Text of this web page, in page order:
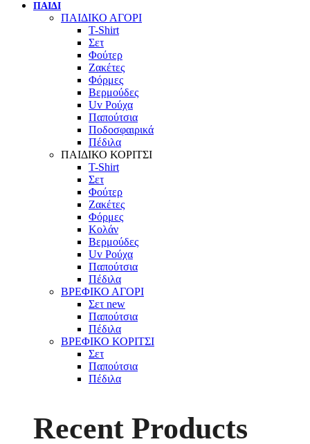
ΠΑΙΔΙ
ΠΑΙΔΙΚΟ ΑΓΟΡΙ
T-Shirt
Σετ
Φούτερ
Ζακέτες
Φόρμες
Βερμούδες
Uv Ρούχα
Παπούτσια
Ποδοσφαιρικά
Πέδιλα
ΠΑΙΔΙΚΟ ΚΟΡΙΤΣΙ
T-Shirt
Σετ
Φούτερ
Ζακέτες
Φόρμες
Κολάν
Βερμούδες
Uv Ρούχα
Παπούτσια
Πέδιλα
ΒΡΕΦΙΚΟ ΑΓΟΡΙ
Σετ new
Παπούτσια
Πέδιλα
ΒΡΕΦΙΚΟ ΚΟΡΙΤΣΙ
Σετ
Παπούτσια
Πέδιλα
Recent Products